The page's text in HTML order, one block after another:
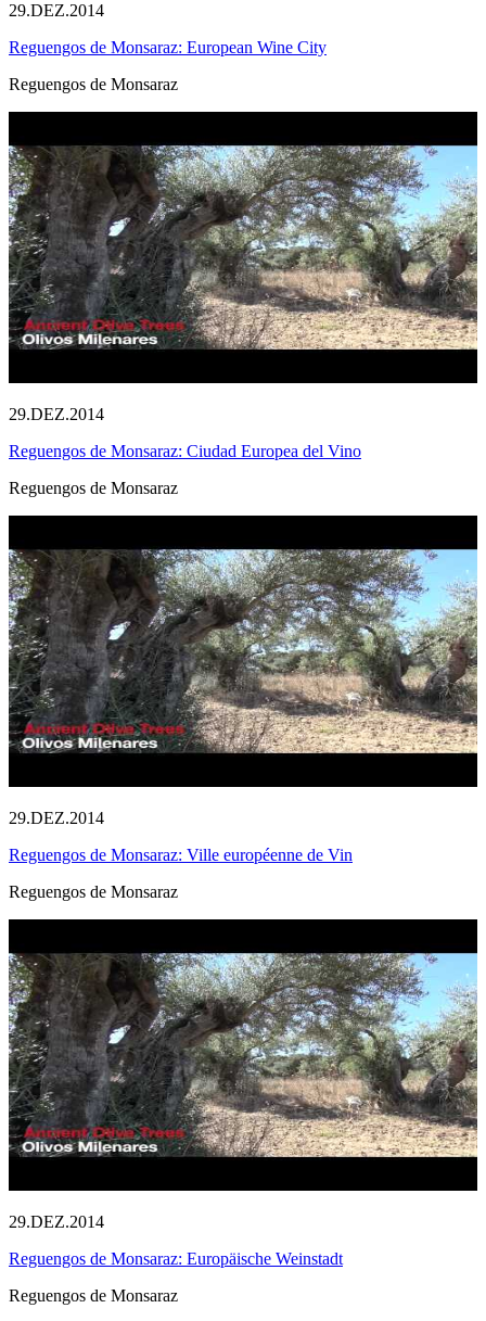
29.DEZ.2014
Reguengos de Monsaraz: European Wine City
Reguengos de Monsaraz
29.DEZ.2014
Reguengos de Monsaraz: Ciudad Europea del Vino
Reguengos de Monsaraz
29.DEZ.2014
Reguengos de Monsaraz: Ville européenne de Vin
Reguengos de Monsaraz
29.DEZ.2014
Reguengos de Monsaraz: Europäische Weinstadt
Reguengos de Monsaraz